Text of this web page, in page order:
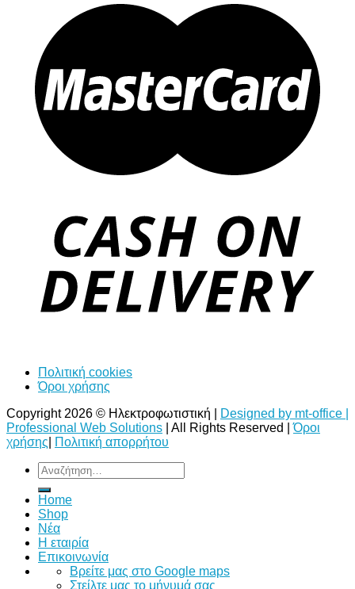
Πολιτική cookies
Όροι χρήσης
Copyright 2026 © Ηλεκτροφωτιστική |
Designed by mt-office |
Professional Web Solutions | All Rights Reserved |Όροι
χρήσης
Πολιτική απορρήτου
Αναζήτηση
για:
Home
Shop
Νέα
Η εταιρία
Επικοινωνία
Bρείτε μας στο Google maps
Στείλτε μας το μήνυμά σας